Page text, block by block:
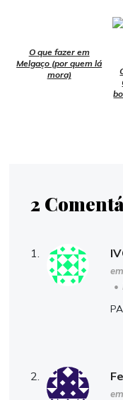
O que fazer em
Melgaço (por quem lá
mora)
2
•